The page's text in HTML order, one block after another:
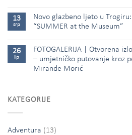
13
srp
Novo glazbeno ljeto u
“SUMMER at the Museum”
26
lip
FOTOGALERIJA | Otvorena
– umjetničko putovanje kroz
Mirande Morić
KATEGORIJE
Adventura (13)